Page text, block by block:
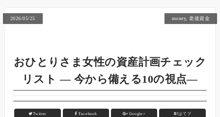
2026/05/25 money,老後資金
おひとりさま女性の資産計画チェック
リスト ― 今から備える10の視点―
Twitter Facebook Google+ B!はてブ